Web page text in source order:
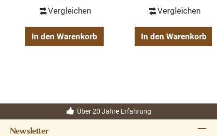
Vergleichen
In den Warenkorb
Vergleichen
In den Warenkorb
Über 20 Jahre Erfahrung
Newsletter